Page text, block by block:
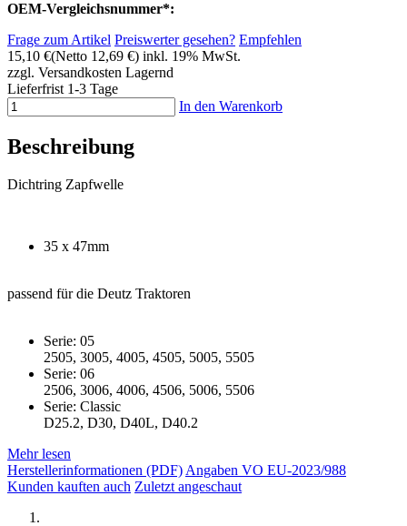
OEM-Vergleichsnummer*:
Frage zum Artikel Preiswerter gesehen? Empfehlen
15,10 €(Netto 12,69 €) inkl. 19% MwSt.
zzgl. Versandkosten Lagernd
Lieferfrist 1-3 Tage
In den Warenkorb
Beschreibung
Dichtring Zapfwelle
35 x 47mm
passend für die Deutz Traktoren
Serie: 05
2505, 3005, 4005, 4505, 5005, 5505
Serie: 06
2506, 3006, 4006, 4506, 5006, 5506
Serie: Classic
D25.2, D30, D40L, D40.2
Mehr lesen
Herstellerinformationen (PDF)Angaben VO EU-2023/988
Kunden kauften auch Zuletzt angeschaut